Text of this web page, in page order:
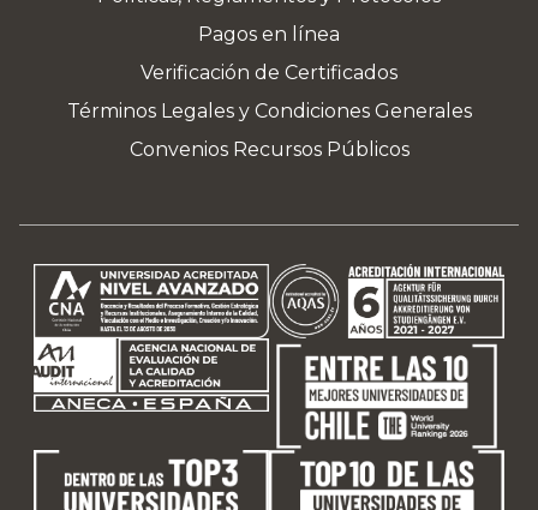
Pagos en línea
Verificación de Certificados
Términos Legales y Condiciones Generales
Convenios Recursos Públicos